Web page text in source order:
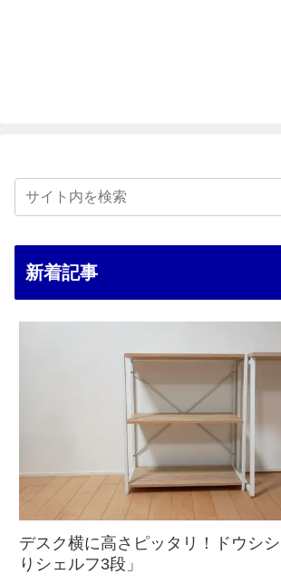
新着記事
デスク横に高さピッタリ！ドウシ
りシェルフ3段」